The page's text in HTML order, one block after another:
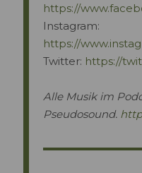
https://
Instagram:
https://
Twitter: https://
Alle Musik im
Pseudosound.